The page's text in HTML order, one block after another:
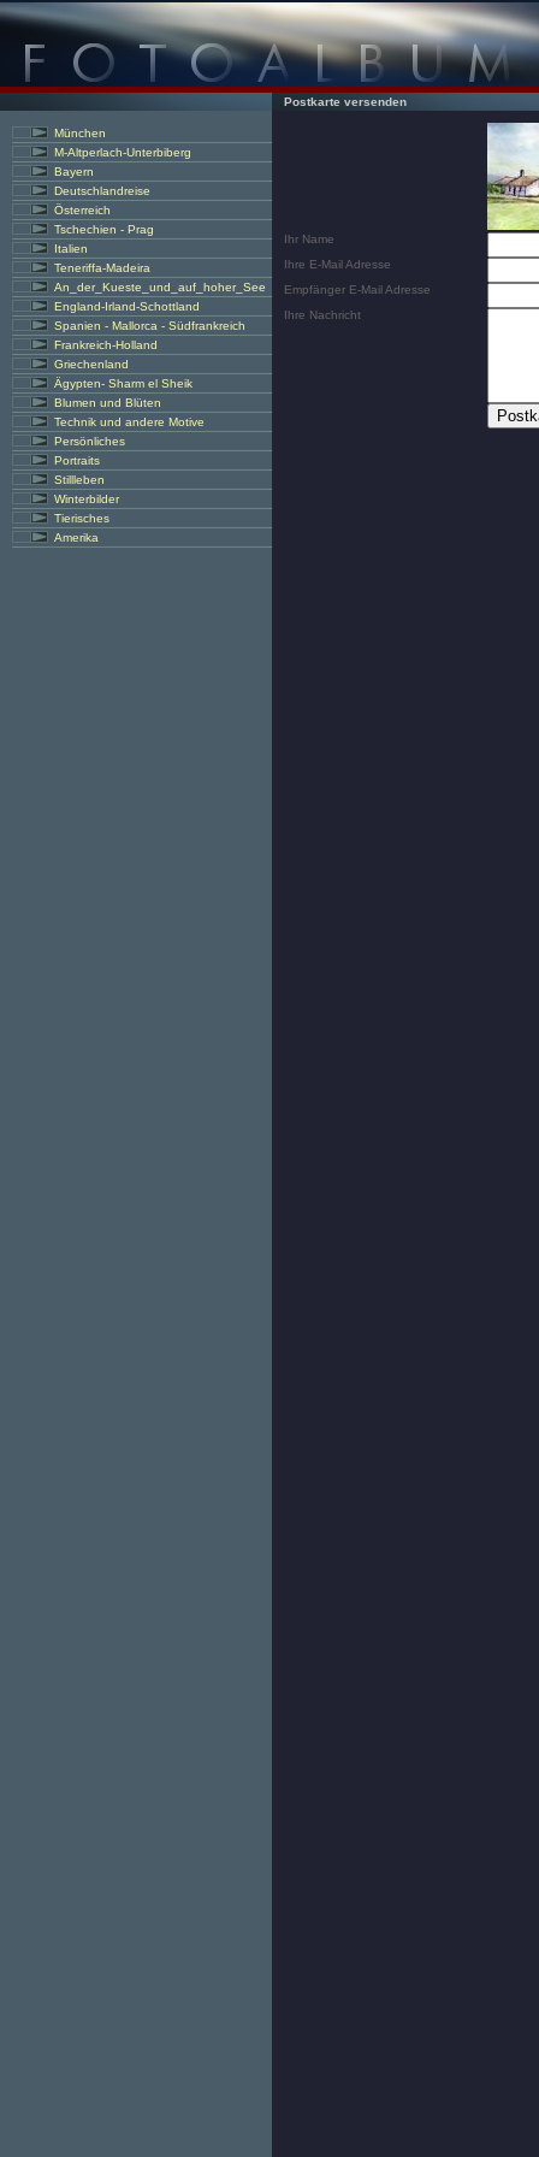
Postkarte versenden
München
M-Altperlach-Unterbiberg
Bayern
Deutschlandreise
Österreich
Tschechien - Prag
Italien
Teneriffa-Madeira
An_der_Kueste_und_auf_hoher_See
England-Irland-Schottland
Spanien - Mallorca - Südfrankreich
Frankreich-Holland
Griechenland
Ägypten- Sharm el Sheik
Blumen und Blüten
Technik und andere Motive
Persönliches
Portraits
Stillleben
Winterbilder
Tierisches
Amerika
Ihr Name
Ihre E-Mail Adresse
Empfänger E-Mail Adresse
Ihre Nachricht